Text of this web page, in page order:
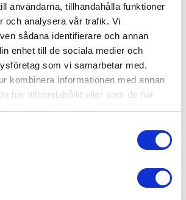
användarna, tillhandahålla funktioner
och analysera vår trafik. Vi
sådana identifierare och annan
enhet till de sociala medier och
som vi samarbetar med.
kombinera informationen med annan
har tillhandahållit eller som de har
använt deras tjänster.
Rätt Start Mumin
Bordstablett/Underl
ägg Lovely Pink